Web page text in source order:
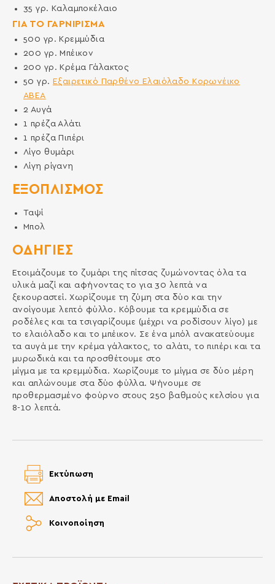
ΟΔΗΓΙΕΣ
Ετοιμάζουμε το ζυμάρι της πίτσας ζυμώνοντας όλα τα
υλικά μαζί και αφήνοντας το για 30 λεπτά να
ξεκουραστεί. Χωρίζουμε τη ζύμη στα δύο και την
ανοίγουμε λεπτό φύλλο. Κόβουμε τα κρεμμύδια σε
ροδέλες και τα τσιγαρίζουμε (μέχρι να ροδίσουν λίγο) με
το ελαιόλαδο και το μπέικον. Σε ένα μπόλ ανακατεύουμε
τα αυγά με την κρέμα γάλακτος, το αλάτι, το πιπέρι και τα
μυρωδικά και τα προσθέτουμε στο
μίγμα με τα κρεμμύδια. Χωρίζουμε το μίγμα σε δύο μέρη
και απλώνουμε στα δύο φύλλα. Ψήνουμε σε
προθερμασμένο φούρνο στους 250 βαθμούς κελσίου για
8-10 λεπτά.
35γρ. Καλαμποκέλαιο
ΓΙΑ ΤΟ ΓΑΡΝΙΡΙΣΜΑ
500 γρ.Κρεμμύδια
200 γρ.Μπέικον
200 γρ.Κρέμα Γάλακτος
50γρ. Εξαιρετικό Παρθένο Ελαιόλαδο Κορωνέικο
ΑΒΕΑ
2 Αυγά
1 πρέζα Αλάτι
1 πρέζαΠιπέρι
Λίγο θυμάρι
Λίγη ρίγανη
ΕΞΟΠΛΙΣΜΌΣ
Ταψί
Μπολ
Κοινοποίηση
Αποστολή με Email
Εκτύπωση